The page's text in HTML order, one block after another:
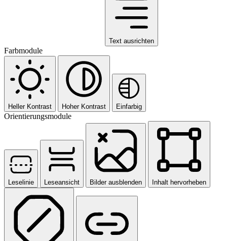
Text ausrichten
Farbmodule
Heller Kontrast Hoher Kontrast Einfarbig
Orientierungsmodule
Leselinie Leseansicht Bilder ausblenden Inhalt hervorheben